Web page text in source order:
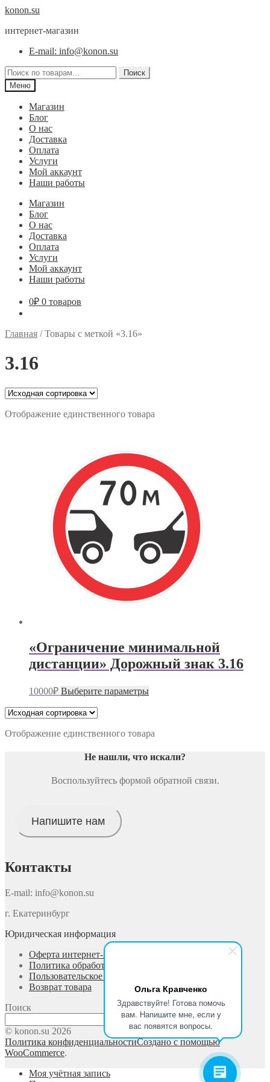
Ольга Кравченко
Здравствуйте! Готова помочь
вам. Напишите мне, если у
вас появятся вопросы.
Перейти
навигации
Перейти
содержимому
konon.su
интернет-магазин
E-mail: info@konon.su
Искать:
Поиск
Меню
Магазин
Блог
О нас
Доставка
Оплата
Услуги
Мой аккаунт
Наши работы
Магазин
Блог
О нас
Доставка
Оплата
Услуги
Мой аккаунт
Наши работы
0₽ 0 товаров
Главная /Товары с меткой «3.16»
3.16
Отображение единственного товара
«Ограничение минимальной
дистанции» Дорожный знак 3.16
10000₽ Выберите параметрыЭтот
вариаций.
можно
на
странице
Отображение единственного товара
Не нашли, что искали?
Воспользуйтесь формой обратной связи.
Напишите нам
Контакты
E-mail: info@konon.su
г. Екатеринбург
Юридическая информация
Оферта интернет-магазина
Политика обработки персональных данных
Пользовательское соглашение
Возврат товара
Поиск
Поиск
© konon.su 2026
Политика конфиденциальностиСоздано с помощью
WooCommerce.
Моя учётная запись